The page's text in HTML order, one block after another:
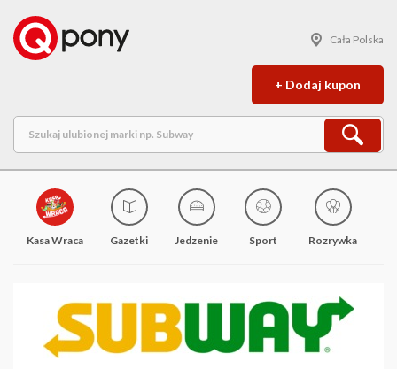
Cała Polska
+ Dodaj kupon
Kasa Wraca Gazetki Jedzenie Sport Rozrywka